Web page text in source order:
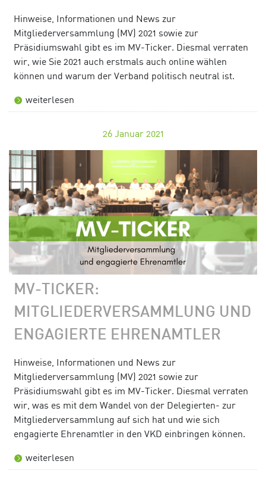
Hinweise, Informationen und News zur
Mitgliederversammlung (MV) 2021 sowie zur
Präsidiumswahl gibt es im MV-Ticker. Diesmal verraten
wir, wie Sie 2021 auch erstmals auch online wählen
können und warum der Verband politisch neutral ist.
weiterlesen
26 Januar 2021
MV-TICKER:
MITGLIEDERVERSAMMLUNG UND
ENGAGIERTE EHRENAMTLER
Hinweise, Informationen und News zur
Mitgliederversammlung (MV) 2021 sowie zur
Präsidiumswahl gibt es im MV-Ticker. Diesmal verraten
wir, was es mit dem Wandel von der Delegierten- zur
Mitgliederversammlung auf sich hat und wie sich
engagierte Ehrenamtler in den VKD einbringen können.
weiterlesen